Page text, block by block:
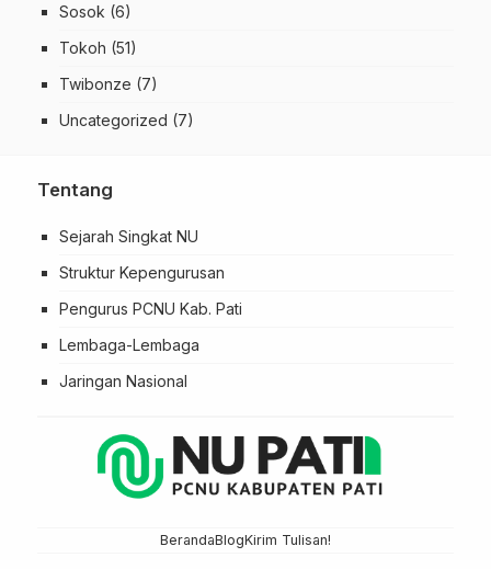
Sosok (6)
Tokoh (51)
Twibonze (7)
Uncategorized (7)
Tentang
Sejarah Singkat NU
Struktur Kepengurusan
Pengurus PCNU Kab. Pati
Lembaga-Lembaga
Jaringan Nasional
BerandaBlogKirim Tulisan!